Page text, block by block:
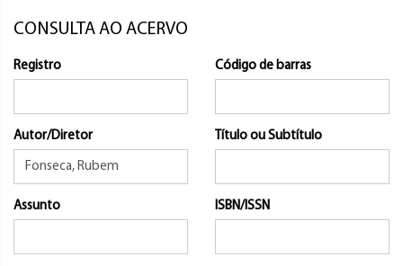
CONSULTA AO ACERVO
Registro Código de barras
Autor/Diretor Título ou Subtítulo
Assunto ISBN/ISSN